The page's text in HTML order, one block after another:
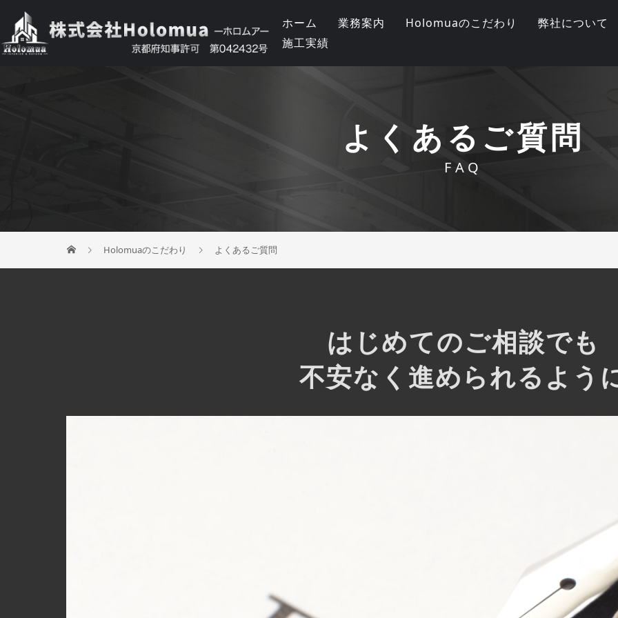
ホーム 業務案内 Holomuaのこだわり
弊社について
施工実績
よくあるご質問
FAQ
Holomuaのこだわり よくあるご質問
はじめてのご相談でも
不安なく進められるよう